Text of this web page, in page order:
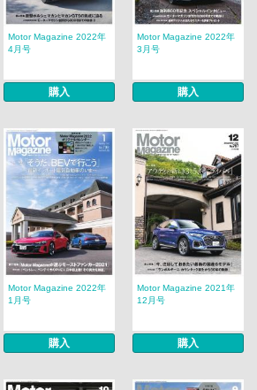
Motor Magazine 2022年
4月号
購入
Motor Magazine 2022年
3月号
購入
Motor Magazine 2022年
1月号
購入
Motor Magazine 2021年
12月号
購入